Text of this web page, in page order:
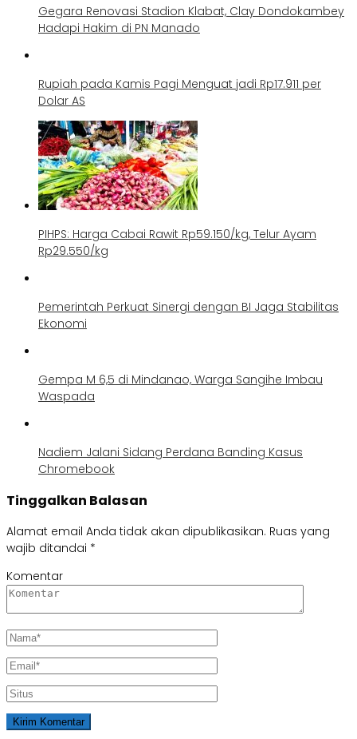
Gegara Renovasi Stadion Klabat, Clay Dondokambey
Hadapi Hakim di PN Manado
Rupiah pada Kamis Pagi Menguat jadi Rp17.911 per
Dolar AS
PIHPS: Harga Cabai Rawit Rp59.150/kg, Telur Ayam
Rp29.550/kg
Pemerintah Perkuat Sinergi dengan BI Jaga Stabilitas
Ekonomi
Gempa M 6,5 di Mindanao, Warga Sangihe Imbau
Waspada
Nadiem Jalani Sidang Perdana Banding Kasus
Chromebook
Tinggalkan Balasan
Alamat email Anda tidak akan dipublikasikan. Ruas yang
wajib ditandai *
Komentar